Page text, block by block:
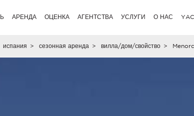
АРЕНДА ОЦЕНКА АГЕНТСТВА УСЛУГИ О НАС
испания > сезонная аренда > вилла/дом/свойство >